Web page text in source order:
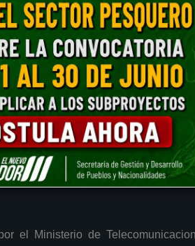
el Ministerio de
Portal Trámites Ciudadanos
Plataforma Gubernamental de Desarrollo